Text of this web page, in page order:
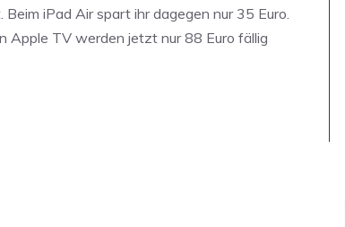
iPad Air spart ihr dagegen nur 35 Euro.
Apple TV werden jetzt nur 88 Euro fällig